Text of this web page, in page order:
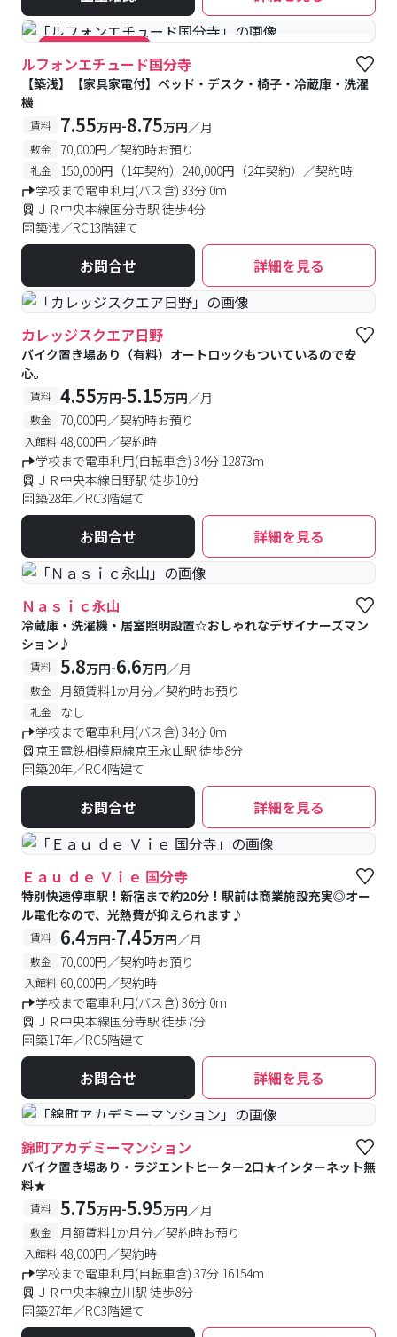
#キャンペーン実施中 #築浅 #食事付き #女性専用フロアあり
ルフォンエチュード国分寺
【築浅】【家具家電付】ベッド・デスク・椅子・冷蔵庫・洗濯
機
賃料 7.55万円-8.75万円／月
敷金 70,000円／契約時お預り
礼金
150,000円（1年契約）240,000円（2年契約）／契約時
学校まで電車利用(バス含) 33分 0m
ＪＲ中央本線国分寺駅 徒歩4分
築浅／RC13階建て
お問合せ 詳細を見る
カレッジスクエア日野
バイク置き場あり（有料）オートロックもついているので安
心。
賃料 4.55万円-5.15万円／月
敷金 70,000円／契約時お預り
入館料 48,000円／契約時
学校まで電車利用(自転車含) 34分 12873m
ＪＲ中央本線日野駅 徒歩10分
築28年／RC3階建て
お問合せ 詳細を見る
Ｎａｓｉｃ永山
冷蔵庫・洗濯機・居室照明設置☆おしゃれなデザイナーズマン
ション♪
賃料 5.8万円-6.6万円／月
敷金 月額賃料1か月分／契約時お預り
礼金
なし
学校まで電車利用(バス含) 34分 0m
京王電鉄相模原線京王永山駅 徒歩8分
築20年／RC4階建て
お問合せ 詳細を見る
Ｅａｕ ｄｅ Ｖｉｅ 国分寺
特別快速停車駅！新宿まで約20分！駅前は商業施設充実◎オー
ル電化なので、光熱費が抑えられます♪
賃料 6.4万円-7.45万円／月
敷金 70,000円／契約時お預り
入館料 60,000円／契約時
学校まで電車利用(バス含) 36分 0m
ＪＲ中央本線国分寺駅 徒歩7分
築17年／RC5階建て
お問合せ 詳細を見る
#予約受付中 #空室待ち
錦町アカデミーマンション
バイク置き場あり・ラジエントヒーター2口★インターネット無
料★
賃料 5.75万円-5.95万円／月
敷金 月額賃料1か月分／契約時お預り
入館料 48,000円／契約時
学校まで電車利用(自転車含) 37分 16154m
ＪＲ中央本線立川駅 徒歩8分
築27年／RC3階建て